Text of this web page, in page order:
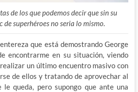
de los que podemos decir que sin su
superhéroes no seria lo mismo.
que está demostrando George
encontrarme en su situación, viendo
un último encuentro masivo con
de ellos y tratando de aprovechar al
le queda, pero supongo que ante una